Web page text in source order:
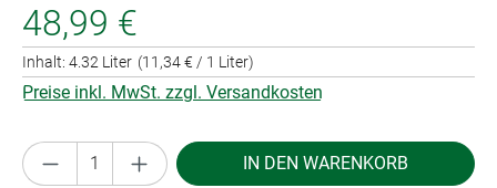
48,99 €
Inhalt: 4.32 Liter (11,34 € / 1 Liter)
Preise inkl. MwSt. zzgl. Versandkosten
Produkt Anzahl: Gib den gewünschten Wert
IN DEN WARENKORB